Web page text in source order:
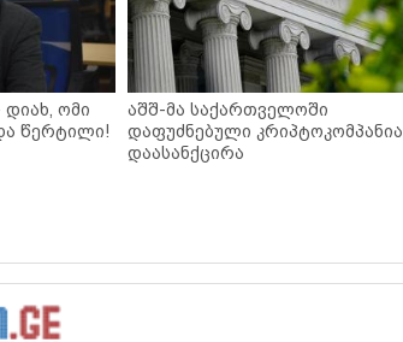
დიახ, ომი
წერტილი!
აშშ-მა საქართველოში
დაფუძნებული კრიპტოკომპანია
დაასანქცირა